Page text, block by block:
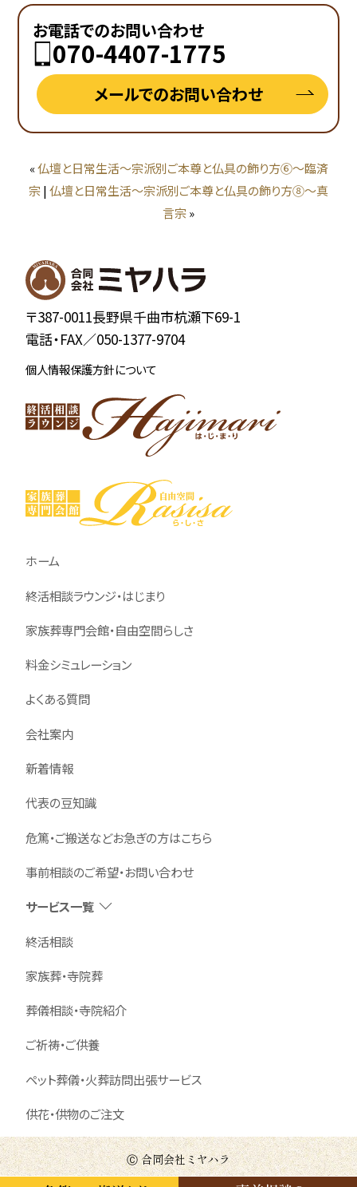
お電話でのお問い合わせ
070-4407-1775
メールでのお問い合わせ
«仏壇と日常生活～宗派別ご本尊と仏具の飾り方⑥～臨済
宗|仏壇と日常生活～宗派別ご本尊と仏具の飾り方⑧～真
言宗»
〒387-0011長野県千曲市杭瀬下69-1
電話・FAX／050-1377-9704
個人情報保護方針について
ホーム
終活相談ラウンジ・はじまり
家族葬専門会館・自由空間らしさ
料金シミュレーション
よくある質問
会社案内
新着情報
代表の豆知識
危篤・ご搬送などお急ぎの方はこちら
事前相談のご希望・お問い合わせ
サービス一覧
終活相談
家族葬・寺院葬
葬儀相談・寺院紹介
ご祈祷・ご供養
ペット葬儀・火葬訪問出張サービス
供花・供物のご注文
Ⓒ 合同会社ミヤハラ